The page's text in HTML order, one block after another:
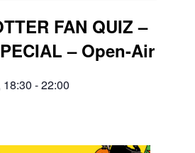
FAN QUIZ –
– Open-Air
-22:00